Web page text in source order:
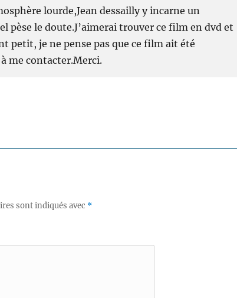
lourde,Jean dessailly y incarne un
le doute.J’aimerai trouver ce film en dvd et
petit, je ne pense pas que ce film ait été
me contacter.Merci.
sont indiqués avec *